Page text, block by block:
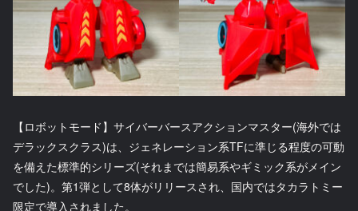
【ロボットモード】サイバーバースアクションマスター(海外では
デラックスクラス)は、ジェネレーション系TFに準じる程度の可動
を備えた標準的シリーズ(それまでは簡易系やギミック系がメイン
でした)。第1弾として8体がリリースされ、国内ではタカラトミー
限定で導入されました。